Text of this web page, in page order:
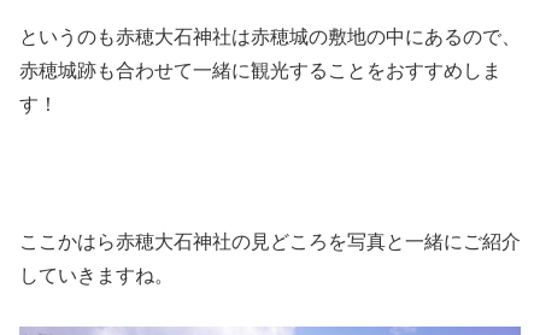
というのも赤穂大石神社は赤穂城の敷地の中にあるので、
赤穂城跡も合わせて一緒に観光することをおすすめしま
す！
ここかはら赤穂大石神社の見どころを写真と一緒にご紹介
していきますね。